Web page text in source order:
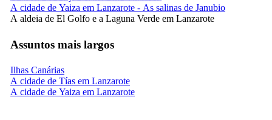
A cidade de Yaiza em Lanzarote - As salinas de Janubio
A aldeia de El Golfo e a Laguna Verde em Lanzarote
Assuntos mais largos
Ilhas Canárias
A cidade de Tías em Lanzarote
A cidade de Yaiza em Lanzarote